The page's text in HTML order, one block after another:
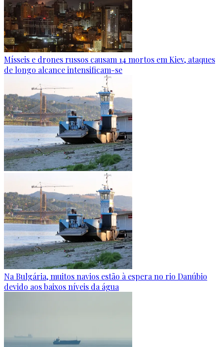
Mísseis e drones russos causam 14 mortos em Kiev, ataques
de longo alcance intensificam-se
Na Bulgária, muitos navios estão à espera no rio Danúbio
devido aos baixos níveis da água